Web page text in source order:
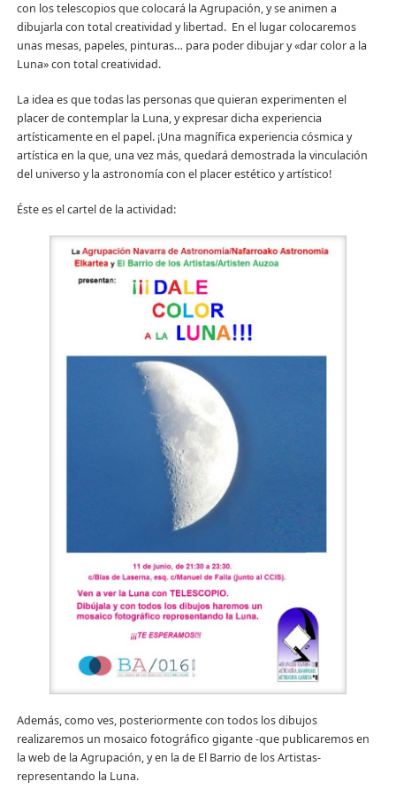
con los telescopios que colocará la Agrupación, y se animen a
dibujarla con total creatividad y libertad. En el lugar colocaremos
unas mesas, papeles, pinturas… para poder dibujar y «dar color a la
Luna» con total creatividad.
La idea es que todas las personas que quieran experimenten el
placer de contemplar la Luna, y expresar dicha experiencia
artísticamente en el papel. ¡Una magnífica experiencia cósmica y
artística en la que, una vez más, quedará demostrada la vinculación
del universo y la astronomía con el placer estético y artístico!
Éste es el cartel de la actividad:
Además, como ves, posteriormente con todos los dibujos
realizaremos un mosaico fotográfico gigante -que publicaremos en
la web de la Agrupación, y en la de El Barrio de los Artistas-
representando la Luna.